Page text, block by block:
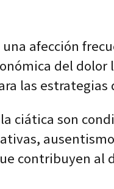
afección
del
las
ciática son
contribuyen